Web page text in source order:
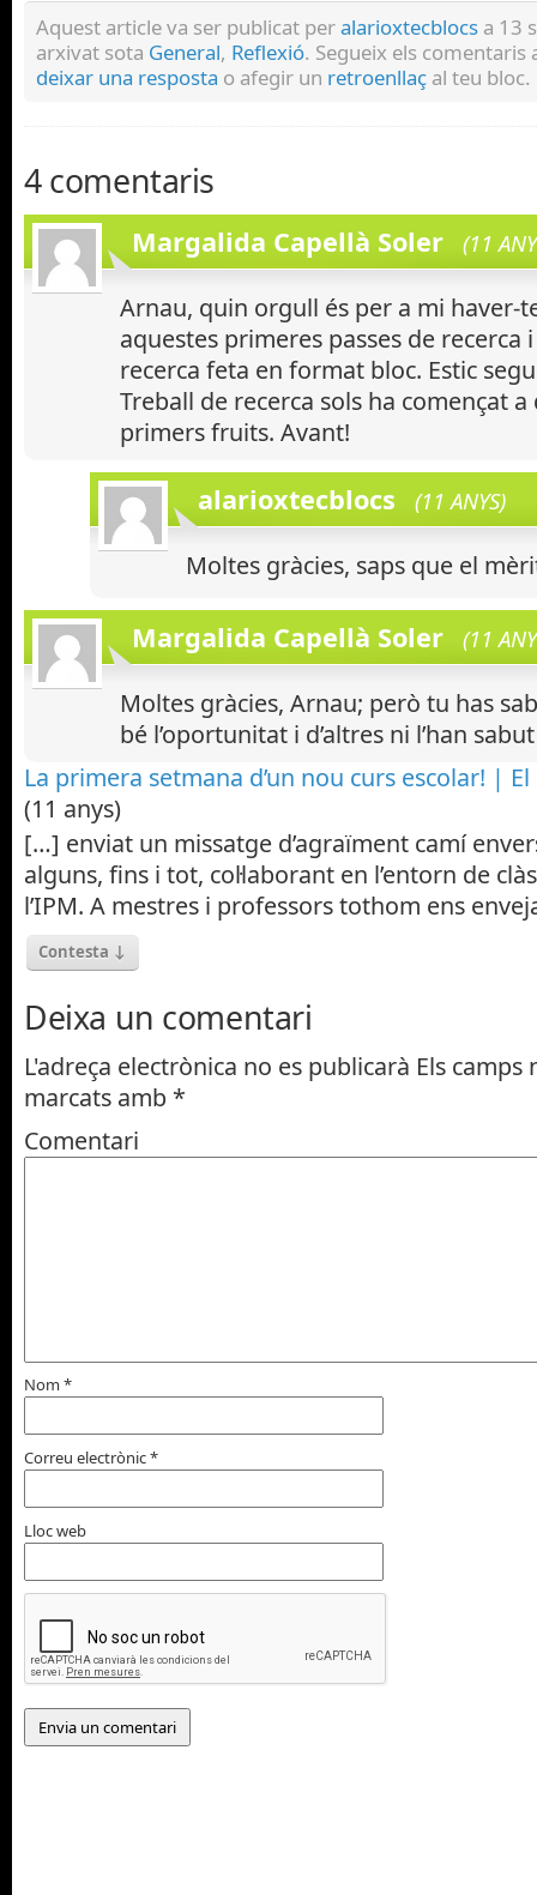
Aquest article va ser publicat peralarioxtecblocs a 13
arxivat sota General, Reflexió. Segueix els comentaris
deixar una resposta o afegir un retroenllaç al teu bloc.
4 comentaris
Margalida Capellà Soler (11
Arnau, quin orgull és per a mi haver-
aquestes primeres passes de recerca
recerca feta en format bloc. Estic
Treball de recerca sols ha començat a
primers fruits. Avant!
alarioxtecblocs (11 ANYS)
Moltes gràcies, saps que el
Margalida Capellà Soler (11
Moltes gràcies, Arnau; però tu has
bé l’oportunitat i d’altres ni l’han
La primera setmana d’un nou curs escolar! | El
(11 anys)
[…] enviat un missatge d’agraïment camí
alguns, fins i tot, col·laborant en l’entorn de
l’IPM. A mestres i professors tothom ens
Contesta ↓
Deixa un comentari
L'adreça electrònica no es publicarà Els camps
marcats amb *
Comentari
Nom *
Correu electrònic*
Lloc web